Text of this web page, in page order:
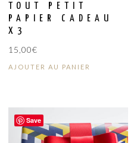
TOUT PETIT
PAPIER CADEAU
X3
15,00€
AJOUTER AU PANIER
Save